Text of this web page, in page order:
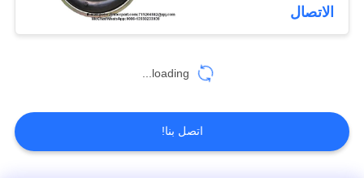
الاتصال
loading...
اتصل بنا!